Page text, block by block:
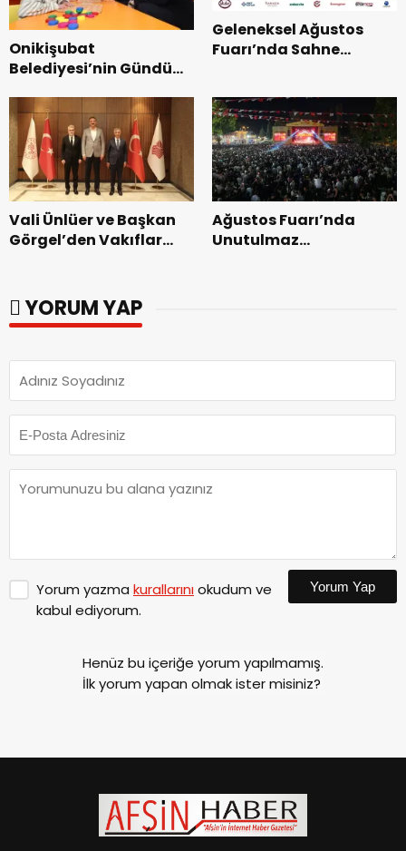
Onikişubat
Belediyesi’nin Gündüz
dönemin ön kayıtları
başladı.
Geleneksel Ağustos
Fuarı’nda Sahne
Vali Ünlüer ve Başkan
Görgel’den Vakıflar
Ağustos Fuarı’nda
Unutulmaz
YORUM YAP
Yorum yazma kurallarınıokudum ve
kabul ediyorum.
Yorum Yap
Henüz bu içeriğe yorum yapılmamış.
İlk yorum yapan olmak ister misiniz?